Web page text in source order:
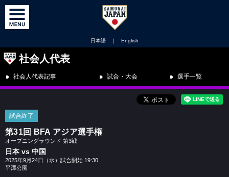
日本語 ｜ English
社会人代表
社会人代表記事 試合・大会 選手一覧
試合終了
第31回 BFA アジア選手権
オープニングラウンド 第3戦
日本 vs 中国
2025年9月24日（水）試合開始 19:30
平潭公園